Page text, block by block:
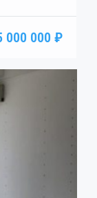
центра,
площади.
000 000 ₽